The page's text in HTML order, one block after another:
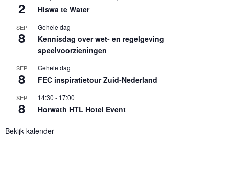
2 Hiswa te Water
SEP
8
Gehele dag
Kennisdag over wet- en regelgeving
speelvoorzieningen
SEP
8
Gehele dag
FEC inspiratietour Zuid-Nederland
SEP
8
14:30 - 17:00
Horwath HTL Hotel Event
Bekijk kalender